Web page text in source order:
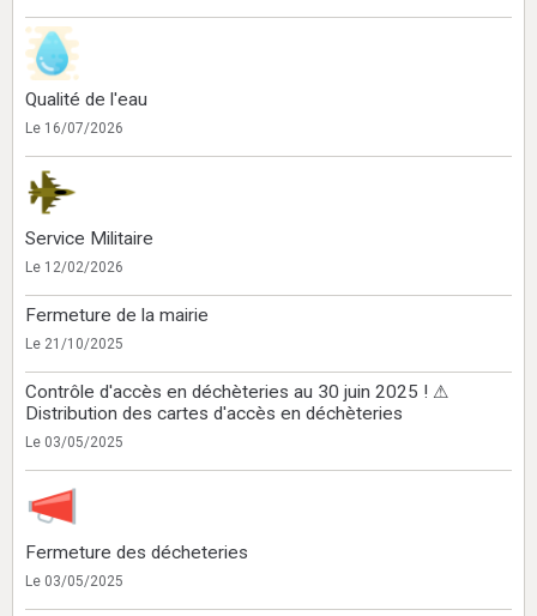
Qualité de l'eau
Le 16/07/2026
Service Militaire
Le 12/02/2026
Fermeture de la mairie
Le 21/10/2025
Contrôle d'accès en déchèteries au 30 juin 2025 ! ⚠
Distribution des cartes d'accès en déchèteries
Le 03/05/2025
Fermeture des décheteries
Le 03/05/2025